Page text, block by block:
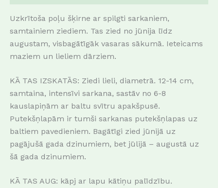
Uzkrītoša poļu šķirne ar spilgti sarkaniem,
samtainiem ziediem. Tas zied no jūnija līdz
augustam, visbagātīgāk vasaras sākumā. Ieteicams
maziem un lieliem dārziem.
KĀ TAS IZSKATĀS: Ziedi lieli, diametrā. 12-14 cm,
samtaina, intensīvi sarkana, sastāv no 6-8
kauslapiņām ar baltu svītru apakšpusē.
Putekšņlapām ir tumši sarkanas putekšņlapas uz
baltiem pavedieniem. Bagātīgi zied jūnijā uz
pagājušā gada dzinumiem, bet jūlijā – augustā uz
šā gada dzinumiem.
KĀ TAS AUG: kāpj ar lapu kātiņu palīdzību.